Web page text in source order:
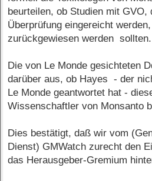
beurteilen, ob Studien mit GVO,
Überprüfung eingereicht
zurückgewiesen werden sollten.
Die von Le Monde gesichteten
darüber aus, ob Hayes - der
Le Monde geantwortet hat -
Wissenschaftler von Monsanto
Dies bestätigt, daß wir vom
Dienst) GMWatch zurecht den
das Herausgeber-Gremium